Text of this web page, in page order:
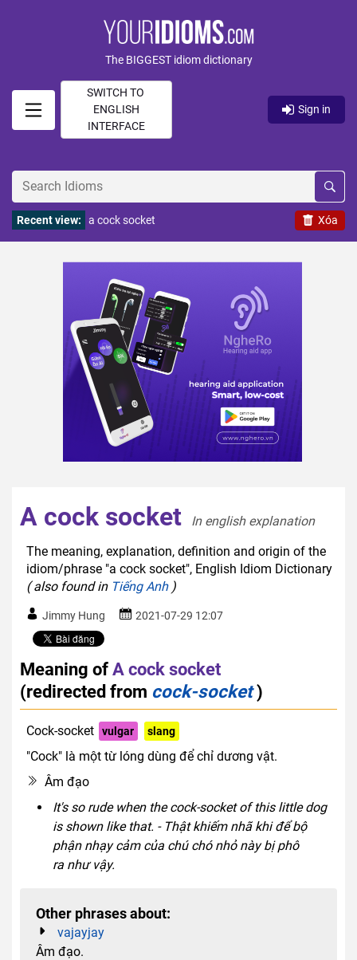
The BIGGEST idiom dictionary
SWITCH TO
ENGLISH
INTERFACE
Sign in
Xóa
Recent view: a cock socket
A cock socket
In english explanation
The meaning, explanation, definition and origin of the
idiom/phrase "a cock socket", English Idiom Dictionary
( also found in Tiếng Anh)
Jimmy Hung 2021-07-29 12:07
Meaning ofA cock socket
(redirected from cock-socket)
Cock-socket vulgar slang
"Cock" là một từ lóng dùng để chỉ dương vật.
Âm đạo
It's so rude when the cock-socket of this little dog
is shown like that. - Thật khiếm nhã khi để bộ
phận nhạy cảm của chú chó nhỏ này bị phô
ra như vậy.
Other phrases about:
vajayjay
Âm đạo.